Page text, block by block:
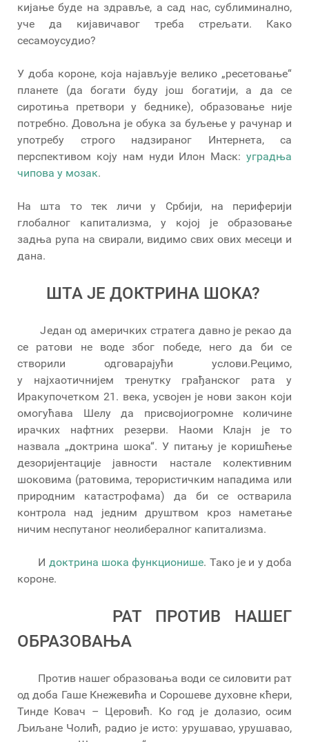
кијање буде на здравље, а сад нас, сублиминално,
уче да кијавичавог треба стрељати. Како
сесамоусудио?
У доба короне, која најављује велико „ресетовање“
планете (да богати буду још богатији, а да се
сиротиња претвори у беднике), образовање није
потребно. Довољна је обука за буљење у рачунар и
употребу строго надзираног Интернета, са
перспективом коју нам нуди Илон Маск: уградња
чипова у мозак.
На шта то тек личи у Србији, на периферији
глобалног капитализма, у којој је образовање
задња рупа на свирали, видимо свих ових месеци и
дана.
ШТА ЈЕ ДОКТРИНА ШОКА?
Један од америчких стратега давно је рекао да
се ратови не воде због победе, него да би се
створили одговарајући услови.Рецимо,
у најхаотичнијем тренутку грађанског рата у
Иракупочетком 21. века, усвојен је нови закон који
омогућава Шелу да присвојиогромне количине
ирачких нафтних резерви. Наоми Клајн је то
назвала „доктрина шока“. У питању је коришћење
дезоријентације јавности настале колективним
шоковима (ратовима, терористичким нападима или
природним катастрофама) да би се остварила
контрола над једним друштвом кроз наметање
ничим неспутаног неолибералног капитализма.
И доктрина шока функционише. Тако је и у доба
короне.
РАТ ПРОТИВ НАШЕГ
ОБРАЗОВАЊА
Против нашег образовања води се силовити рат
од доба Гаше Кнежевића и Сорошеве духовне кћери,
Тинде Ковач – Церовић. Ко год је долазио, осим
Љиљане Чолић, радио је исто: урушавао, урушавао,